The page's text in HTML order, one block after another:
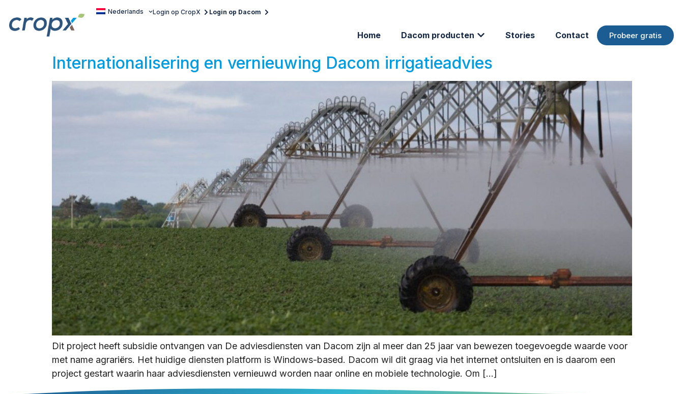
Nederlands Login op CropX Login op Dacom
Home Dacom producten Stories Contact Probeer gratis
Internationalisering en vernieuwing Dacom irrigatieadvies
Dit project heeft subsidie ontvangen van De adviesdiensten van Dacom zijn al meer dan 25 jaar van bewezen toegevoegde waarde voor
met name agrariërs. Het huidige diensten platform is Windows-based. Dacom wil dit graag via het internet ontsluiten en is daarom een
project gestart waarin haar adviesdiensten vernieuwd worden naar online en mobiele technologie. Om […]